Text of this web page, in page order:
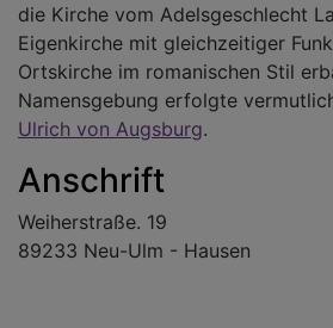
die Kirche vom Adelsgeschlecht
Eigenkirche mit gleichzeitiger
Ortskirche im romanischen Stil
Namensgebung erfolgte
Ulrich von Augsburg.
Anschrift
Weiherstraße. 19
89233 Neu-Ulm - Hausen